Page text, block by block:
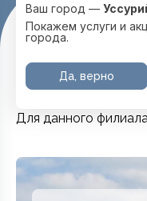
Ваш город —
Покажем услуги и
города.
Да, верно
Главная Услуги и
ЛОР в
Для данного